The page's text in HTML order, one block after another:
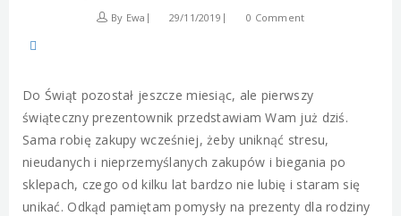
By Ewa 29/11/2019 0 Comment
Do Świąt pozostał jeszcze miesiąc, ale pierwszy
świąteczny prezentownik przedstawiam Wam już dziś.
Sama robię zakupy wcześniej, żeby uniknąć stresu,
nieudanych i nieprzemyślanych zakupów i biegania po
sklepach, czego od kilku lat bardzo nie lubię i staram się
unikać. Odkąd pamiętam pomysły na prezenty dla rodziny